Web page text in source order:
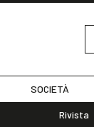
SOCIETÀ
Rivista